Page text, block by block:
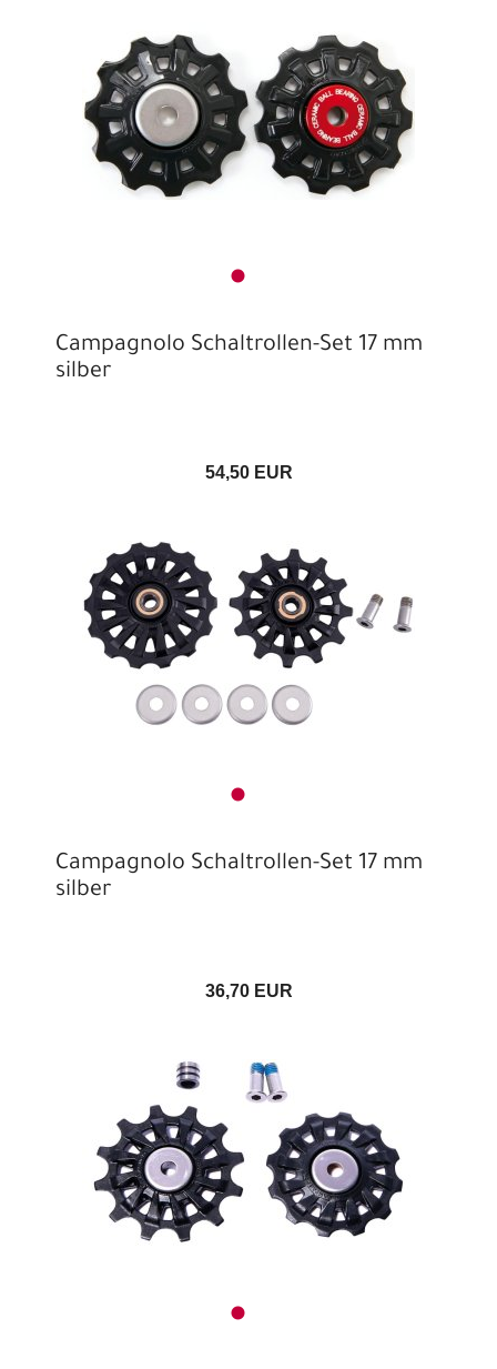
Campagnolo Schaltrollen-Set 17 mm
silber
54,50 EUR
Campagnolo Schaltrollen-Set 17 mm
silber
36,70 EUR